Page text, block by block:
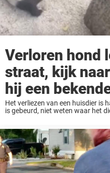
Verloren hond
straat, kijk
hij een
Het verliezen van een huisdier is
is gebeurd, niet weten waar het